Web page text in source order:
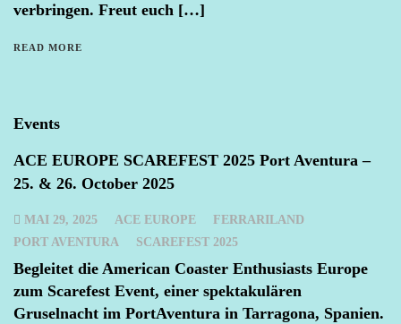
verbringen. Freut euch […]
READ MORE
Events
ACE EUROPE SCAREFEST 2025 Port Aventura –
25. & 26. October 2025
MAI 29, 2025 ACE EUROPE
FERRARILAND
PORT AVENTURA
SCAREFEST 2025
Begleitet die American Coaster Enthusiasts Europe
zum Scarefest Event, einer spektakulären
Gruselnacht im PortAventura in Tarragona, Spanien.